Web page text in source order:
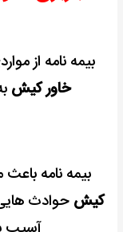
بیمه نامه از
خاور کیش
بیمه نامه
کیش حوادث